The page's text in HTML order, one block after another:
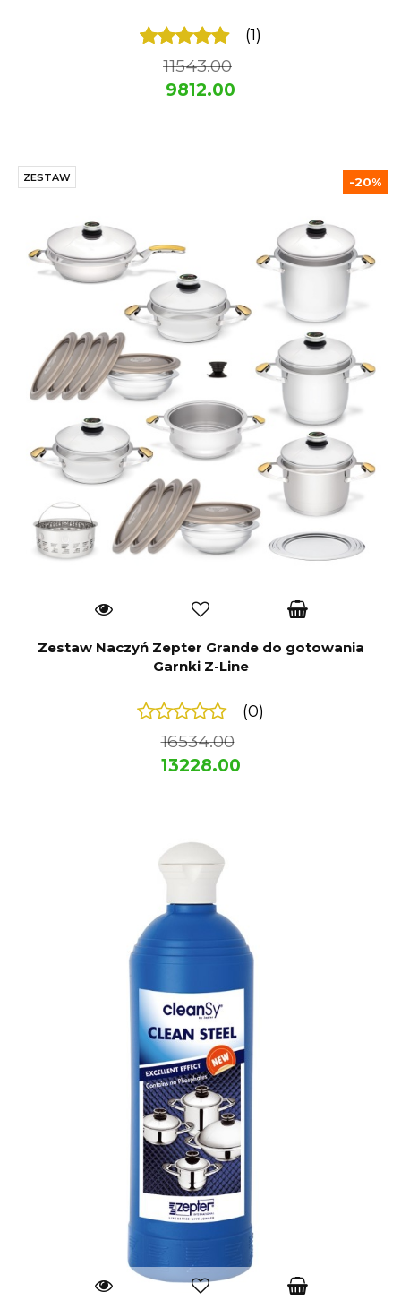
(1)
11543.00
9812.00
ZESTAW
Zestaw Naczyń Zepter Grande do gotowania
Garnki Z-Line
(0)
16534.00
-20%
13228.00